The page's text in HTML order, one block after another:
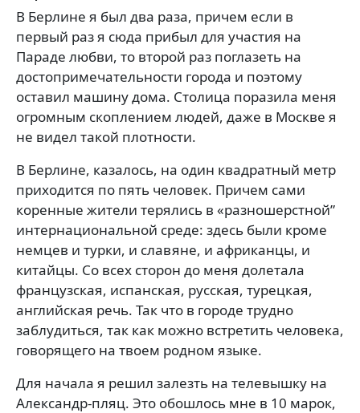
В Берлине я был два раза, причем если в
первый раз я сюда прибыл для участия на
Параде любви, то второй раз поглазеть на
достопримечательности города и поэтому
оставил машину дома. Столица поразила меня
огромным скоплением людей, даже в Москве я
не видел такой плотности.
В Берлине, казалось, на один квадратный метр
приходится по пять человек. Причем сами
коренные жители терялись в «разношерстной”
интернациональной среде: здесь были кроме
немцев и турки, и славяне, и африканцы, и
китайцы. Со всех сторон до меня долетала
французская, испанская, русская, турецкая,
английская речь. Так что в городе трудно
заблудиться, так как можно встретить человека,
говорящего на твоем родном языке.
Для начала я решил залезть на телевышку на
Александр-пляц. Это обошлось мне в 10 марок,